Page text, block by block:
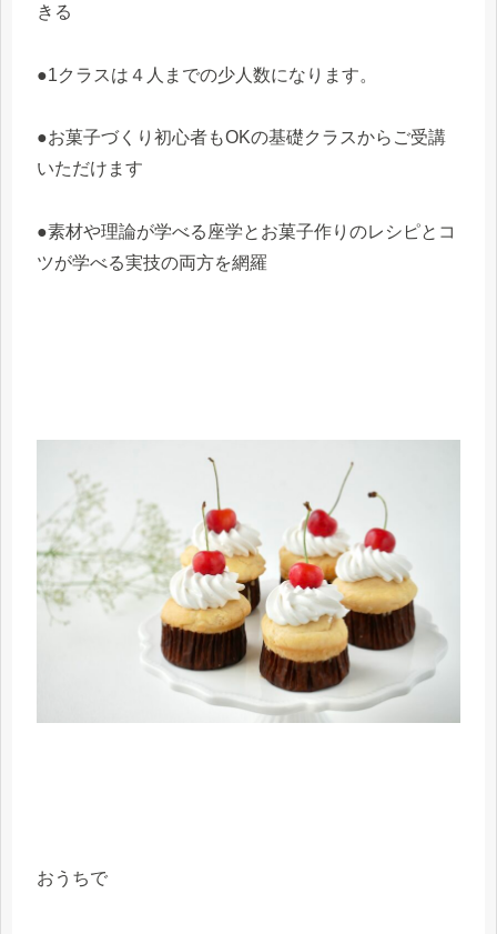
きる
●1クラスは４人までの少人数になります。
●お菓子づくり初心者もOKの基礎クラスからご受講
いただけます
●素材や理論が学べる座学とお菓子作りのレシピとコ
ツが学べる実技の両方を網羅
おうちで